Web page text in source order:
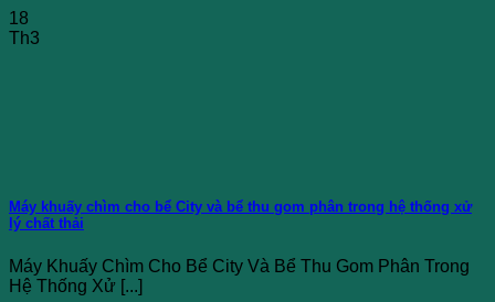
18
Th3
Máy khuấy chìm cho bể City và bể thu gom phân trong hệ thống xử
lý chất thải
Máy Khuấy Chìm Cho Bể City Và Bể Thu Gom Phân Trong
Hệ Thống Xử [...]